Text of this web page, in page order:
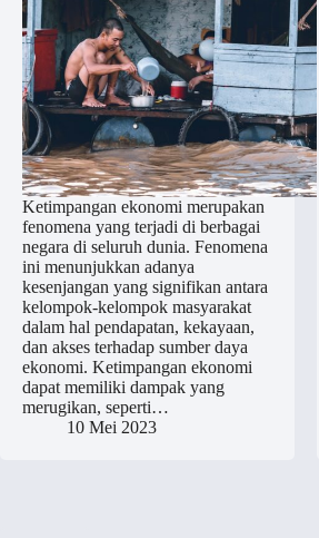
Ketimpangan ekonomi merupakan
fenomena yang terjadi di berbagai
negara di seluruh dunia. Fenomena
ini menunjukkan adanya
kesenjangan yang signifikan antara
kelompok-kelompok masyarakat
dalam hal pendapatan, kekayaan,
dan akses terhadap sumber daya
ekonomi. Ketimpangan ekonomi
dapat memiliki dampak yang
merugikan, seperti…
10 Mei 2023